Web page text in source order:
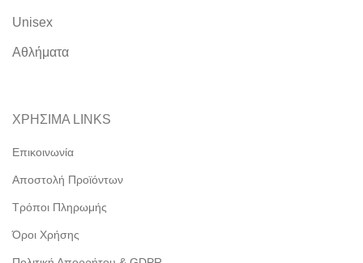
Unisex
Αθλήματα
ΧΡΗΣΙΜΑ LINKS
Επικοινωνία
Αποστολή Προϊόντων
Τρόποι Πληρωμής
Όροι Χρήσης